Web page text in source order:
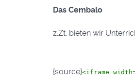
Das Cembalo
z.Zt. bieten wir
{source}<iframe